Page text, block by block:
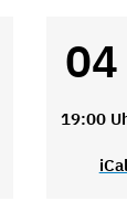
04
19:00